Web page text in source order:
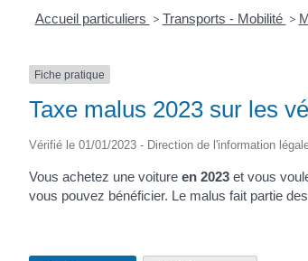
Accueil particuliers > Transports - Mobilité >
Fiche pratique
Taxe malus 2023 sur les
Vérifié le 01/01/2023 - Direction de l'information
Vous achetez une voiture en 2023 et vous
vous pouvez bénéficier. Le malus fait partie